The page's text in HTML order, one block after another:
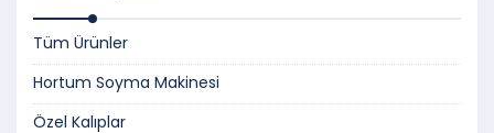
Tüm Ürünler
Hortum Soyma Makinesi
Özel Kalıplar